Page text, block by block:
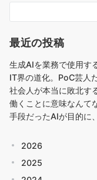
最近の投稿
生成AIを業務で使用す
IT界の道化。PoC芸人
社会人が本当に敗北す
働くことに意味なんて
手段だったAIが目的に
2026
2025